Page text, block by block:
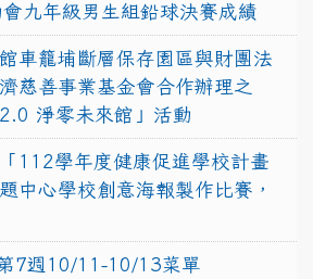
九年級男生組鉛球決賽成績
車籠埔斷層保存園區與財團法
慈善事業基金會合作辦理之
淨零未來館」活動
112學年度健康促進學校計畫
中心學校創意海報製作比賽，
7週10/11-10/13菜單